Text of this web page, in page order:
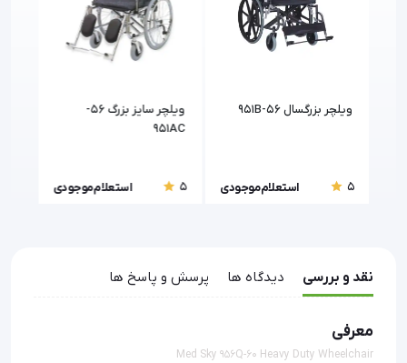
ویلچر بزرگسال 951B-56
5 استعلام موجودی
ویلچر سایز بزرگ 56-
951AC
5 استعلام موجودی
نقد و بررسی دیدگاه ها پرسش و پاسخ ها
معرفی
Med Sky 956Q-60 Heavy Duty Wheelchair